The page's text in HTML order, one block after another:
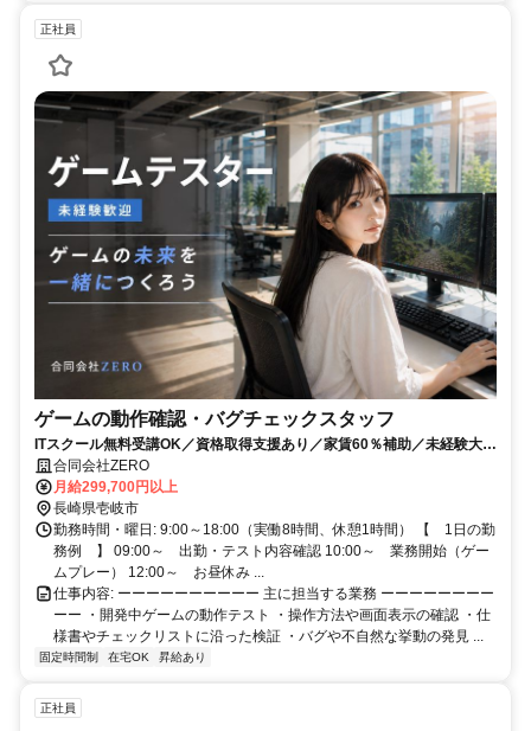
正社員
ゲームの動作確認・バグチェックスタッフ
ITスクール無料受講OK／資格取得支援あり／家賃60％補助／未経験大歓
迎／土日祝休み／年間休日135日
合同会社ZERO
月給299,700円以上
長崎県壱岐市
勤務時間・曜日: 9:00～18:00（実働8時間、休憩1時間） 【 1日の勤
務例 】 09:00～ 出勤・テスト内容確認 10:00～ 業務開始（ゲー
ムプレー） 12:00～ お昼休み ...
仕事内容: ーーーーーーーーーー 主に担当する業務 ーーーーーーーー
ーー ・開発中ゲームの動作テスト ・操作方法や画面表示の確認 ・仕
様書やチェックリストに沿った検証 ・バグや不自然な挙動の発見 ...
固定時間制 在宅OK 昇給あり
正社員